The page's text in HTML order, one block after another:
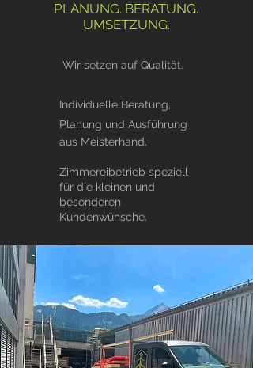
PLANUNG. BERATUNG.
UMSETZUNG.
Wir setzen auf Qualität.
Individuelle Beratung,
Planung und Ausführung
aus Meisterhand.
Zimmereibetrieb speziell
für die kleinen und
besonderen
Kundenwünsche.